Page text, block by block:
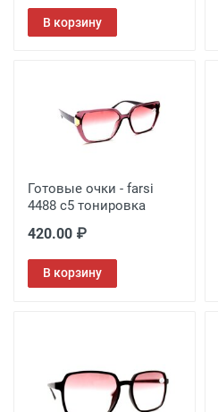
В корзину
Готовые очки - farsi
4488 с5 тонировка
420.00 ₽
В корзину